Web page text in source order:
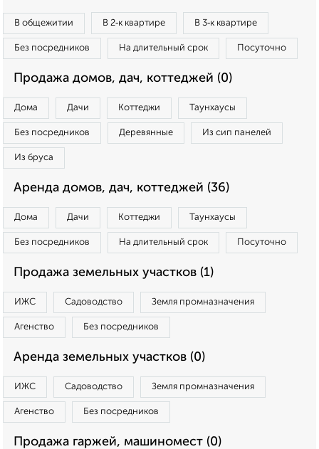
В общежитии В 2‑к квартире В 3‑к квартире
Без посредников На длительный срок Посуточно
Продажа домов, дач, коттеджей (0)
Дома Дачи Коттеджи Таунхаусы
Без посредников Деревянные Из сип панелей
Из бруса
Аренда домов, дач, коттеджей (36)
Дома Дачи Коттеджи Таунхаусы
Без посредников На длительный срок Посуточно
Продажа земельных участков (1)
ИЖС Садоводство Земля промназначения
Агенство Без посредников
Аренда земельных участков (0)
ИЖС Садоводство Земля промназначения
Агенство Без посредников
Продажа гаржей, машиномест (0)